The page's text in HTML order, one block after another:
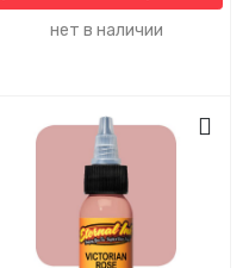
нет в наличии